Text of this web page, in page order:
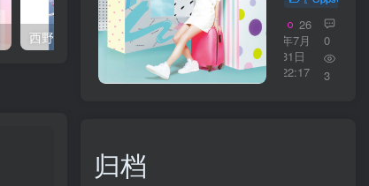
西野 カナ – Special Live ＂Christmas Magic＂【48kHz／24bit】日本区
16bit】
日本区
26
年7月
31日
22:17
0
3
归档